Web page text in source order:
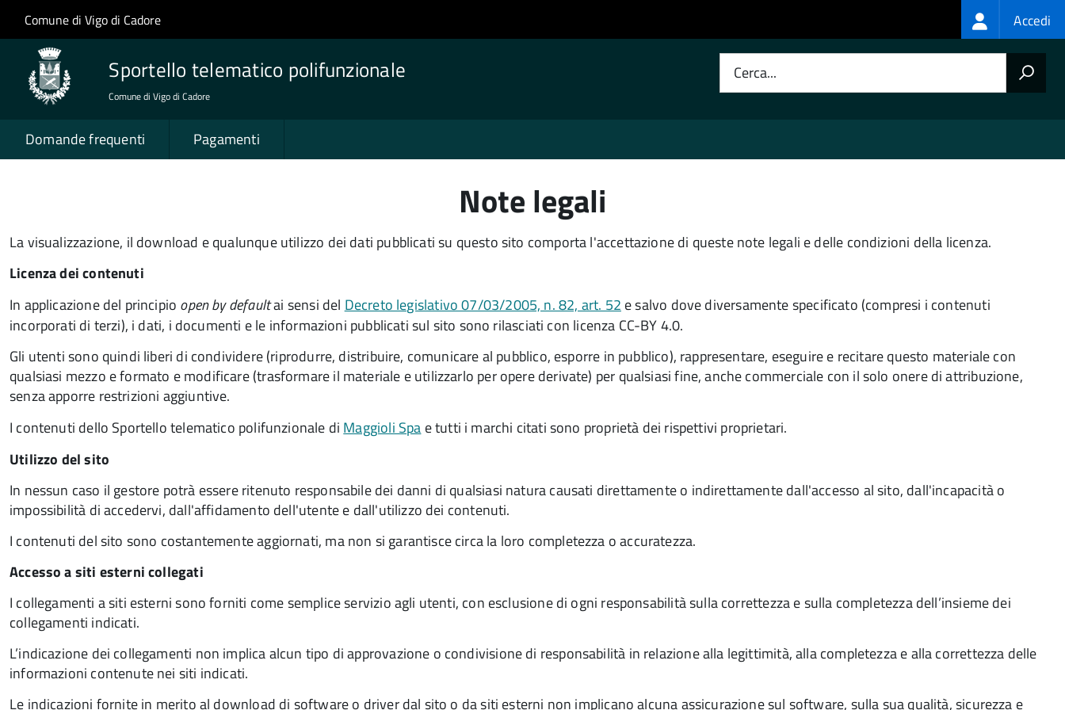
Salta al contenuto principale
Skip to site navigation
Comune di Vigo di Cadore Login
menu
Accedi
Sportello telematico polifunzionale
Comune di Vigo di Cadore
Cerca...
Domande frequenti Pagamenti
Note legali
La visualizzazione, il download e qualunque utilizzo dei dati pubblicati su questo sito comporta l'accettazione di queste note legali e delle condizioni della licenza.
Licenza dei contenuti
In applicazione del principio open by defaultai sensi del Decreto legislativo 07/03/2005, n. 82, art. 52 e salvo dove diversamente specificato (compresi i contenuti
incorporati di terzi), i dati, i documenti e le informazioni pubblicati sul sito sono rilasciati con licenza CC-BY 4.0.
Gli utenti sono quindi liberi di condividere (riprodurre, distribuire, comunicare al pubblico, esporre in pubblico), rappresentare, eseguire e recitare questo materiale con
qualsiasi mezzo e formato e modificare (trasformare il materiale e utilizzarlo per opere derivate) per qualsiasi fine, anche commerciale con il solo onere di attribuzione,
senza apporre restrizioni aggiuntive.
I contenuti dello Sportello telematico polifunzionale di Maggioli Spa e tutti i marchi citati sono proprietà dei rispettivi proprietari.
Utilizzo del sito
In nessun caso il gestore potrà essere ritenuto responsabile dei danni di qualsiasi natura causati direttamente o indirettamente dall'accesso al sito, dall'incapacità o
impossibilità di accedervi, dall'affidamento dell'utente e dall'utilizzo dei contenuti.
I contenuti del sito sono costantemente aggiornati, ma non si garantisce circa la loro completezza o accuratezza.
Accesso a siti esterni collegati
I collegamenti a siti esterni sono forniti come semplice servizio agli utenti, con esclusione di ogni responsabilità sulla correttezza e sulla completezza dell’insieme dei
collegamenti indicati.
L’indicazione dei collegamenti non implica alcun tipo di approvazione o condivisione di responsabilità in relazione alla legittimità, alla completezza e alla correttezza delle
informazioni contenute nei siti indicati.
Le indicazioni fornite in merito al download di software o driver dal sito o da siti esterni non implicano alcuna assicurazione sul software, sulla sua qualità, sicurezza e